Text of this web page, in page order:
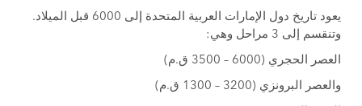
يعود تاريخ دول الإمارات العربية المتحدة إلى 6000 قبل الميلاد.
وتنقسم إلى 3 مراحل وهي:
العصر الحجري (6000 – 3500 ق.م)
والعصر البرونزي (3200 – 1300 ق.م)